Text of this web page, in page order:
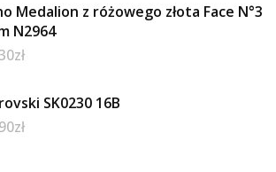
Medalion z różowego złota Face N°3
N2964
zł
SK0230 16B
zł